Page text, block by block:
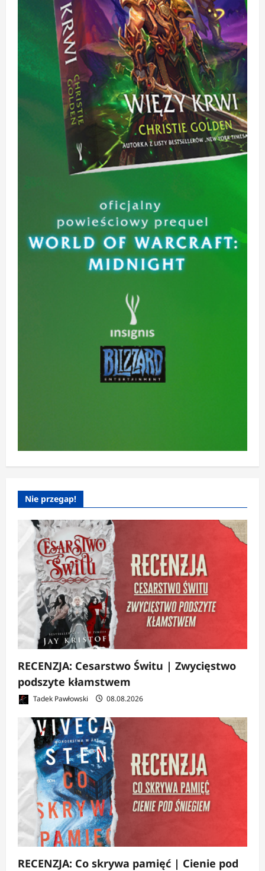
Nie przegap!
RECENZJA: Cesarstwo Świtu | Zwycięstwo
podszyte kłamstwem
Tadek Pawłowski 08.08.2026
RECENZJA: Co skrywa pamięć | Cienie pod